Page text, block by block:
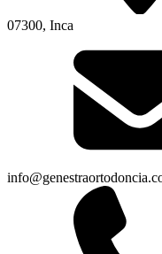
07300, Inca